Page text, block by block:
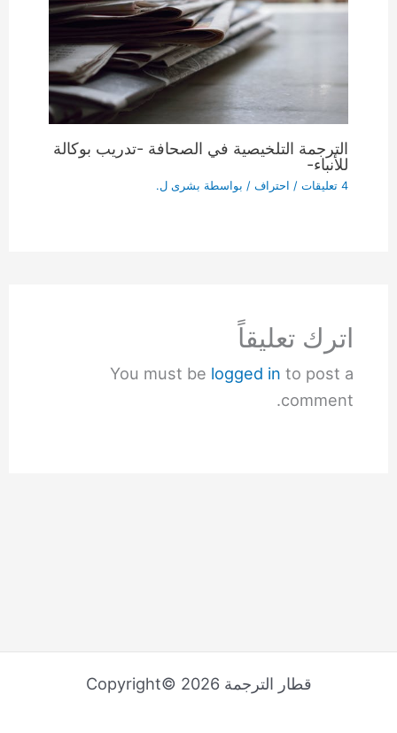
الترجمة التلخيصية في الصحافة -تدريب بوكالة
للأنباء-
4 تعليقات / احتراف / بواسطة بشرى ل.
اترك تعليقاً
You must be logged in to post a
comment.
قطار الترجمة Copyright© 2026